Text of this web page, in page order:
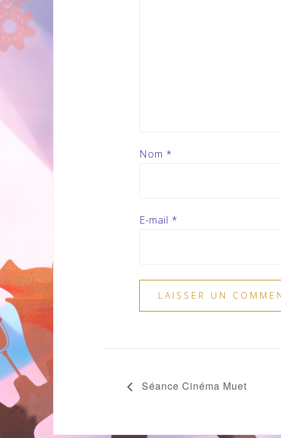
Nom *
E-mail *
Séance Cinéma Muet